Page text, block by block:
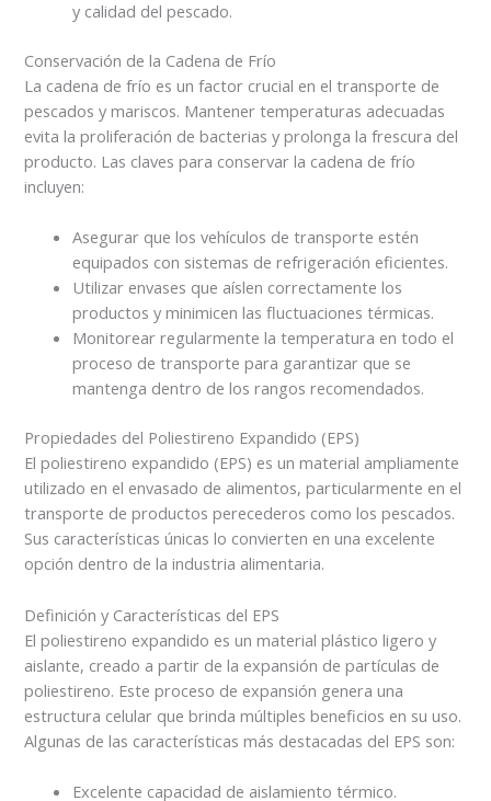
y calidad del pescado.
Conservación de la Cadena de Frío
La cadena de frío es un factor crucial en el transporte de
pescados y mariscos. Mantener temperaturas adecuadas
evita la proliferación de bacterias y prolonga la frescura del
producto. Las claves para conservar la cadena de frío
incluyen:
Asegurar que los vehículos de transporte estén
equipados con sistemas de refrigeración eficientes.
Utilizar envases que aíslen correctamente los
productos y minimicen las fluctuaciones térmicas.
Monitorear regularmente la temperatura en todo el
proceso de transporte para garantizar que se
mantenga dentro de los rangos recomendados.
Propiedades del Poliestireno Expandido (EPS)
El poliestireno expandido (EPS) es un material ampliamente
utilizado en el envasado de alimentos, particularmente en el
transporte de productos perecederos como los pescados.
Sus características únicas lo convierten en una excelente
opción dentro de la industria alimentaria.
Definición y Características del EPS
El poliestireno expandido es un material plástico ligero y
aislante, creado a partir de la expansión de partículas de
poliestireno. Este proceso de expansión genera una
estructura celular que brinda múltiples beneficios en su uso.
Algunas de las características más destacadas del EPS son:
Excelente capacidad de aislamiento térmico.